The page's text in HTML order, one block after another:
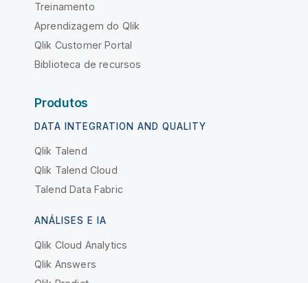
Treinamento
Aprendizagem do Qlik
Qlik Customer Portal
Biblioteca de recursos
Produtos
DATA INTEGRATION AND QUALITY
Qlik Talend
Qlik Talend Cloud
Talend Data Fabric
ANÁLISES E IA
Qlik Cloud Analytics
Qlik Answers